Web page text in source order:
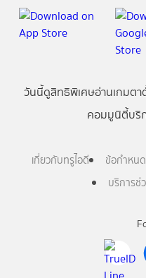
วันนี้ดูสิทธิพิเศษอ่านเกมตา
คอมมูนิตี้บริ
เกี่ยวกับทรูไอดี ข้อกำหนด
บริการช่